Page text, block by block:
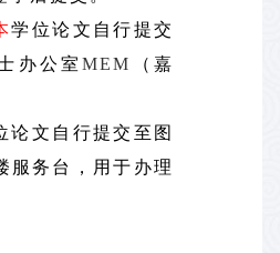
学位论文自行提交
办公室MEM
（嘉
论文自行提交至图
服务台，用于办理